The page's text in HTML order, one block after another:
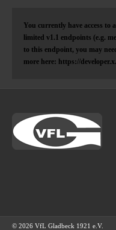
You currently have access to
limited v1.1 endpoints (e.g.
to this endpoint, you may
more here: https://
© 2026 VfL Gladbeck 1921 e.V.